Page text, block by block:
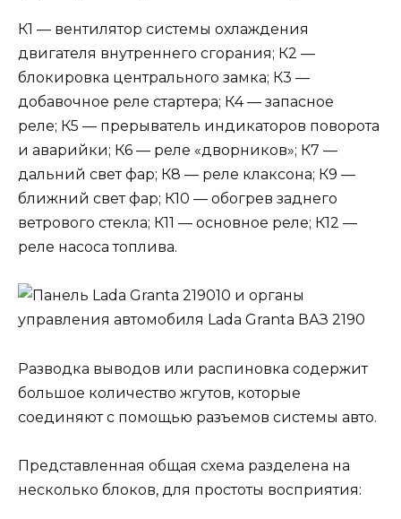
К1 — вентилятор системы охлаждения
двигателя внутреннего сгорания; К2 —
блокировка центрального замка; К3 —
добавочное реле стартера; К4 — запасное
реле; К5 — прерыватель индикаторов поворота
и аварийки; К6 — реле «дворников»; К7 —
дальний свет фар; К8 — реле клаксона; К9 —
ближний свет фар; К10 — обогрев заднего
ветрового стекла; К11 — основное реле; К12 —
реле насоса топлива.
Разводка выводов или распиновка содержит
большое количество жгутов, которые
соединяют с помощью разъемов системы авто.
Представленная общая схема разделена на
несколько блоков, для простоты восприятия: